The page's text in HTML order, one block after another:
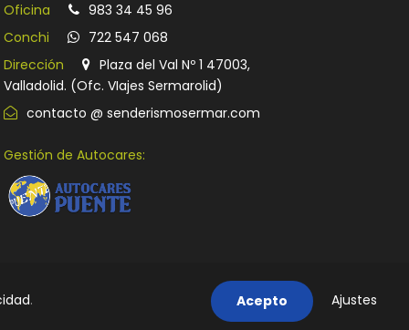
Oficina
983 34 45 96
Conchi
722 547 068
Dirección
Plaza del Val Nº 1 47003,
Valladolid. (Ofc. VIajes Sermarolid)
contacto @ senderismosermar.com
Gestión de Autocares:
. Acepto Ajustes